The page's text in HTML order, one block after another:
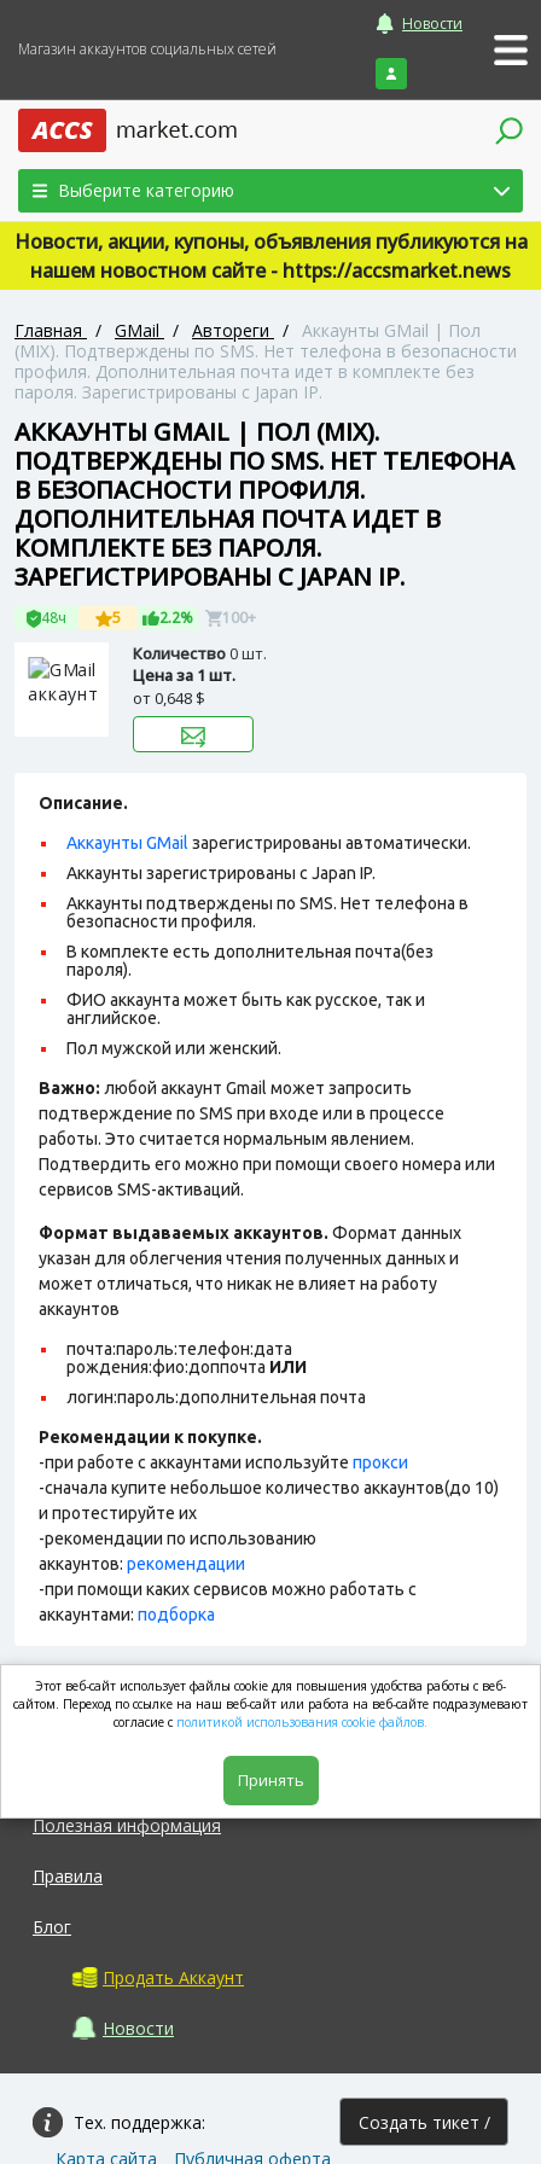
Магазин аккаунтов социальных сетей
Новости
Войти
Выберите категорию
Новости, акции, купоны, объявления публикуются на
нашем новостном сайте - https://accsmarket.news
Главная / GMail / Автореги / Аккаунты GMail | Пол
(МIX). Подтверждены по SMS. Нет телефона в безопасности
профиля. Дополнительная почта идет в комплекте без
пароля. Зарегистрированы с Japan IP.
АККАУНТЫ GMAIL | ПОЛ (МIX).
ПОДТВЕРЖДЕНЫ ПО SMS. НЕТ ТЕЛЕФОНА
В БЕЗОПАСНОСТИ ПРОФИЛЯ.
ДОПОЛНИТЕЛЬНАЯ ПОЧТА ИДЕТ В
КОМПЛЕКТЕ БЕЗ ПАРОЛЯ.
ЗАРЕГИСТРИРОВАНЫ С JAPAN IP.
48ч 5 2.2% 100+
Количество0 шт.
Цена за 1 шт.
от0,648 $
Описание.
Аккаунты GMail зарегистрированы автоматически.
Аккаунты зарегистрированы с Japan IP.
Аккаунты подтверждены по SMS. Нет телефона в
безопасности профиля.
В комплекте есть дополнительная почта(без
пароля).
ФИО аккаунта может быть как русское, так и
английское.
Пол мужской или женский.
Важно: любой аккаунт Gmail может запросить
подтверждение по SMS при входе или в процессе
работы. Это считается нормальным явлением.
Подтвердить его можно при помощи своего номера или
сервисов SMS-активаций.
Формат выдаваемых аккаунтов. Формат данных
указан для облегчения чтения полученных данных и
может отличаться, что никак не влияет на работу
аккаунтов
почта:пароль:телефон:дата
рождения:фио:доппочта ИЛИ
логин:пароль:дополнительная почта
Рекомендации к покупке.
-при работе с аккаунтами используйте прокси
-сначала купите небольшое количество аккаунтов(до 10)
и протестируйте их
-рекомендации по использованию
аккаунтов: рекомендации
-при помощи каких сервисов можно работать с
аккаунтами: подборка
market.com
Полезная информация
Правила
Блог
Продать Аккаунт
Новости
Тех. поддержка: Создать тикет /
Карта сайта Публичная оферта
Этот веб-сайт использует файлы cookie для повышения удобства работы с веб-
сайтом. Переход по ссылке на наш веб-сайт или работа на веб-сайте подразумевают
согласие с политикой использования cookie файлов.
Принять